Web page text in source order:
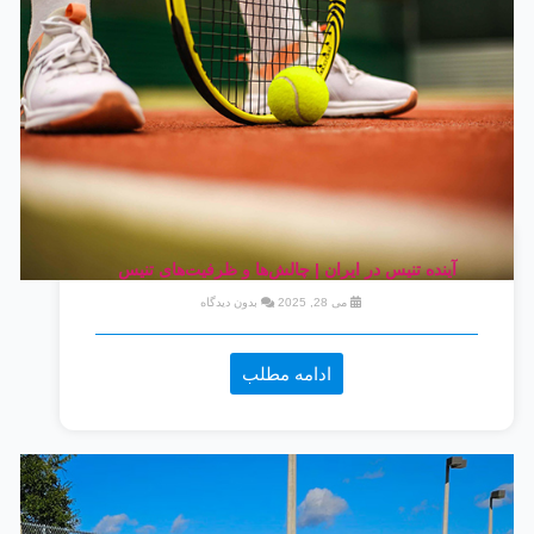
آینده تنیس در ایران | چالش‌ها و ظرفیت‌های تنیس
می 28, 2025 بدون دیدگاه
ادامه مطلب